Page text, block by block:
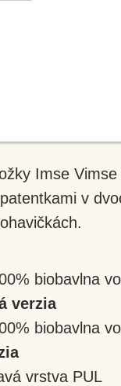
Imse
v
biobavlna
verzia
biobavlna
vrstva PUL